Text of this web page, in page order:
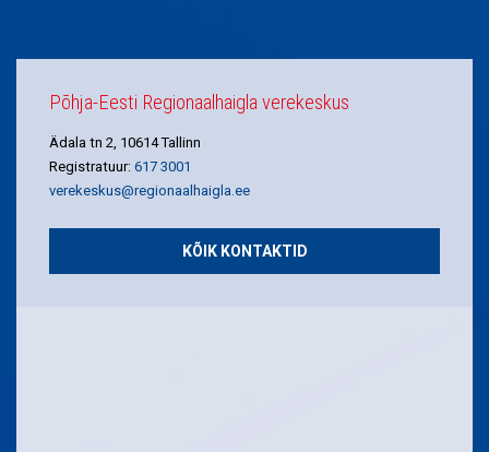
Põhja-Eesti Regionaalhaigla verekeskus
Ädala tn 2, 10614 Tallinn
Registratuur: 617 3001
verekeskus@regionaalhaigla.ee
KÕIK KONTAKTID